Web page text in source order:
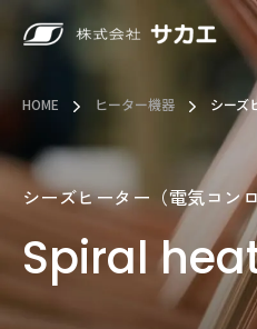
HOME ヒーター機器 シーズ
シーズヒーター（電気コン
Spiral